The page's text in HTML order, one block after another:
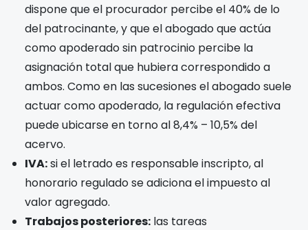
dispone que el procurador percibe el 40% de lo
del patrocinante, y que el abogado que actúa
como apoderado sin patrocinio percibe la
asignación total que hubiera correspondido a
ambos. Como en las sucesiones el abogado suele
actuar como apoderado, la regulación efectiva
puede ubicarse en torno al 8,4% – 10,5% del
acervo.
IVA:si el letrado es responsable inscripto, al
honorario regulado se adiciona el impuesto al
valor agregado.
Trabajos posteriores: las tareas